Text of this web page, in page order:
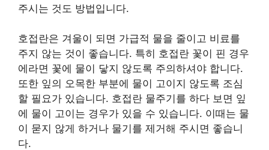
주시는 것도 방법입니다.
호접란은 겨울이 되면 가급적 물을 줄이고 비료를
주지 않는 것이 좋습니다. 특히 호접란 꽃이 핀 경우
에라면 꽃에 물이 닿지 않도록 주의하셔야 합니다.
또한 잎의 오목한 부분에 물이 고이지 않도록 조심
할 필요가 있습니다. 호접란 물주기를 하다 보면 잎
에 물이 고이는 경우가 있을 수 있습니다. 이때는 물
이 묻지 않게 하거나 물기를 제거해 주시면 좋습니
다.